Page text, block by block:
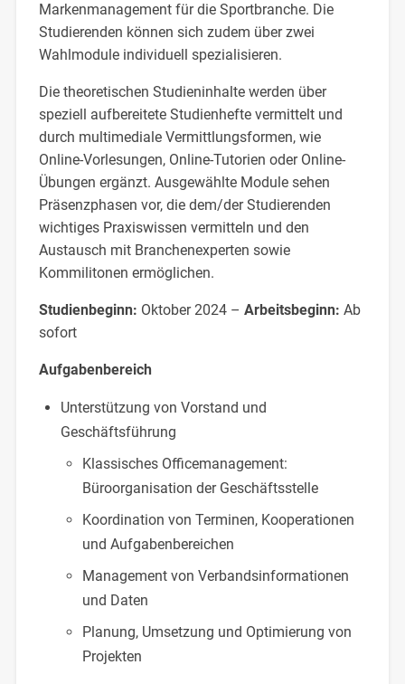
Markenmanagement für die Sportbranche. Die
Studierenden können sich zudem über zwei
Wahlmodule individuell spezialisieren.
Die theoretischen Studieninhalte werden über
speziell aufbereitete Studienhefte vermittelt und
durch multimediale Vermittlungsformen, wie
Online-Vorlesungen, Online-Tutorien oder Online-
Übungen ergänzt. Ausgewählte Module sehen
Präsenzphasen vor, die dem/der Studierenden
wichtiges Praxiswissen vermitteln und den
Austausch mit Branchenexperten sowie
Kommilitonen ermöglichen.
Studienbeginn: Oktober 2024 – Arbeitsbeginn: Ab
sofort
Aufgabenbereich
Unterstützung von Vorstand und
Geschäftsführung
Klassisches Officemanagement:
Büroorganisation der Geschäftsstelle
Koordination von Terminen, Kooperationen
und Aufgabenbereichen
Management von Verbandsinformationen
und Daten
Planung, Umsetzung und Optimierung von
Projekten